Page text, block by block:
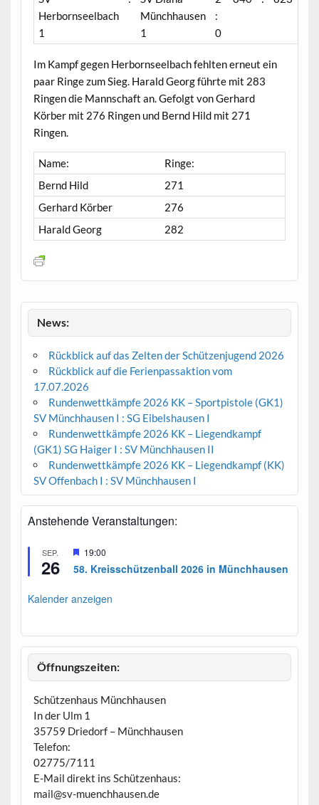
Herbornseelbach
1
Münchhausen
1
:
0
Im Kampf gegen Herbornseelbach fehlten erneut ein
paar Ringe zum Sieg. Harald Georg führte mit 283
Ringen die Mannschaft an. Gefolgt von Gerhard
Körber mit 276 Ringen und Bernd Hild mit 271
Ringen.
Name:
Ringe:
Bernd Hild
271
Gerhard Körber
276
Harald Georg
282
News:
Rückblick auf das Zelten der Schützenjugend 2026
Rückblick auf die Ferienpassaktion vom
17.07.2026
Rundenwettkämpfe 2026 KK – Sportpistole (GK1)
SV Münchhausen I : SG Eibelshausen I
Rundenwettkämpfe 2026 KK – Liegendkampf
(GK1) SG Haiger I : SV Münchhausen II
Rundenwettkämpfe 2026 KK – Liegendkampf (KK)
SV Offenbach I : SV Münchhausen I
Anstehende Veranstaltungen:
SEP.
26
H
r
o
o
b
19:00
58. Kreisschützenball 2026 in Münchhausen
Kalender anzeigen
Öffnungszeiten:
Schützenhaus Münchhausen
In der Ulm 1
35759 Driedorf – Münchhausen
Telefon:
02775/7111
E-Mail direkt ins Schützenhaus:
mail@sv-muenchhausen.de